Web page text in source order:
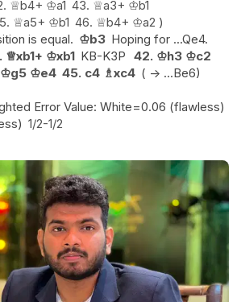
♕b4+ ♔a1 43. ♕a3+ ♔b1
♕a5+ ♔b1 46. ♕b4+ ♔a2
is equal. ♔b3 Hoping for ...Qe4.
♕xb1+ ♔xb1 KB-K3P 42. ♔h3 ♔c2
♔g5 ♔e4 45. c4 ♗xc4 ( -> ...Be6)
Error Value: White=0.06 (flawless)
1/2-1/2